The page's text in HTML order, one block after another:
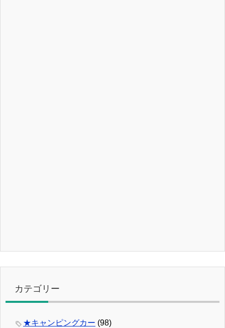
カテゴリー
★キャンピングカー (98)